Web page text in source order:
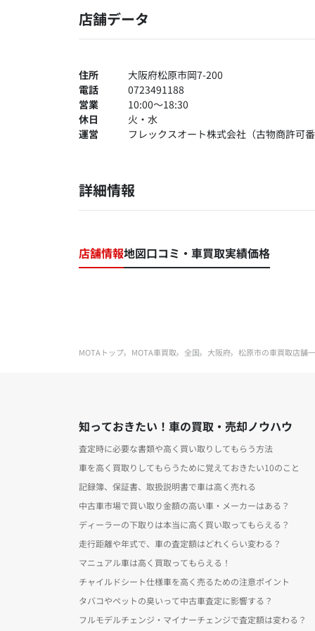
店舗データ
住所
大阪府松原市岡7-200
電話
0723491188
営業
10:00～18:30
休日
火・水
運営
フレックスオート株式会社（古物商許可
詳細情報
店舗情報地図口コミ・車買取実績価格
MOTAトップ MOTA車買取 全国 大阪府 松原市の車買取店舗
知っておきたい！車の買取・売却ノウハウ
査定時に必要な書類や高く買い取りしてもらう方法
車を高く買取りしてもらうために覚えておきたい10のこと
記録簿、保証書、取扱説明書で車は高く売れる
中古車市場で買い取り金額の高い車・メーカーはある？
ディーラーの下取りは本当に高く買い取ってもらえる？
走行距離や年式で、車の査定額はどれくらい変わる？
マニュアル車は高く買取ってもらえる！
チャイルドシート仕様車を高く売るための注意ポイント
タバコやペットの臭いって中古車査定に影響する？
フルモデルチェンジ・マイナーチェンジで査定額は変わる？